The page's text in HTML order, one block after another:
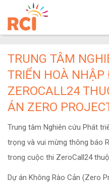
TRUNG TÂM
TRIỂN HOÀ NHẬP
ZEROCALL24
ÁN ZERO
Trung tâm Nghiên cứu Phát
trọng và vui mừng thông báo
trong cuộc thi ZeroCall24
Dự án Không Rào Cản (Zero